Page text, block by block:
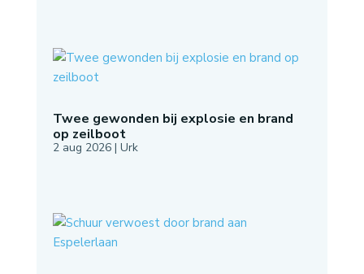
Twee gewonden bij explosie en brand
op zeilboot
2 aug 2026| Urk